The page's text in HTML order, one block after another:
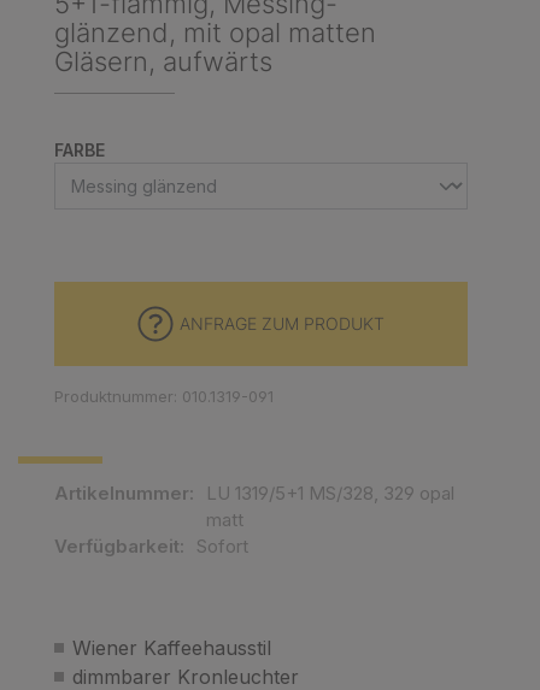
glänzend, mit opal matten
Gläsern, aufwärts
FARBEAUSWÄHLEN
Wiener Kaffeehausstil
dimmbarer Kronleuchter
Artikelnummer:
LU 1319/5+1 MS/328, 329 opal
matt
Verfügbarkeit:
Sofort
ANFRAGE ZUM PRODUKT
Produktnummer: 010.1319-091